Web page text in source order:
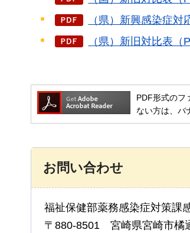
（県）新興感染症
（県）新旧対比表（
PDF形式のフ
ない方は、バ
お問い合わせ
福祉保健部薬務感染症対策課
〒880-8501 宮崎県宮崎市橘